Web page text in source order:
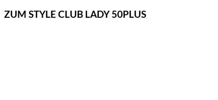
ZUM STYLE CLUB LADY 50PLUS